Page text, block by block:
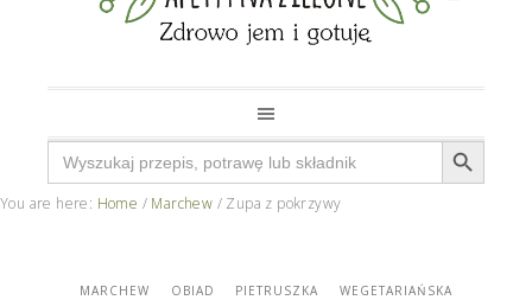
Search
for:
Search Button
You are here: Home / Marchew / Zupa z pokrzywy
MARCHEW OBIAD PIETRUSZKA
WEGETARIAŃSKA